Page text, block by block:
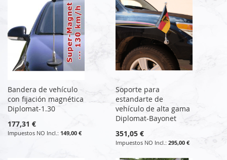
Bandera de vehículo
con fijación magnética
Diplomat-1.30
177,31 €
149,00 €
Soporte para
estandarte de
vehículo de alta gama
Diplomat-Bayonet
351,05 €
295,00 €